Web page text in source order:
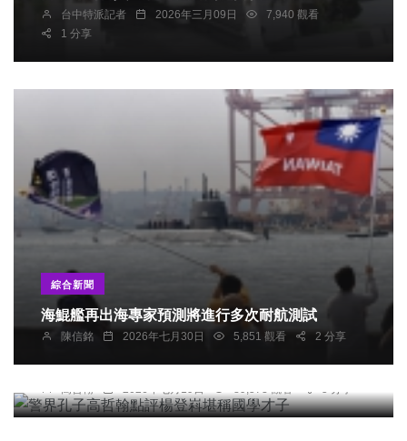
台中特派記者 2026年三月09日
7,940 觀看
1 分享
綜合新聞
海鯤艦再出海專家預測將進行多次耐航測試
陳信銘 2026年七月30日 5,851 觀看 2 分享
專欄
警界孔子高哲翰點評楊登嵙堪稱國學才子
高哲翰 2026年七月19日 89,573 觀看 5 分享